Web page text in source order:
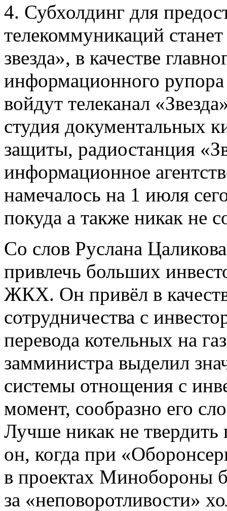
4. Субхолдинг для
телекоммуникаций
звезда», в качестве
информационного
войдут телеканал
студия документальных
защиты, радиостанция
информационное
намечалось на 1 июля
покуда а также никак не
Со слов Руслана
привлечь больших
ЖКХ. Он привёл в
сотрудничества с
перевода котельных на
замминистра выделил
системы отнощения с
момент, сообразно его
Лучше никак не
он, когда при
в проектах Минобороны
за «неповоротливости»